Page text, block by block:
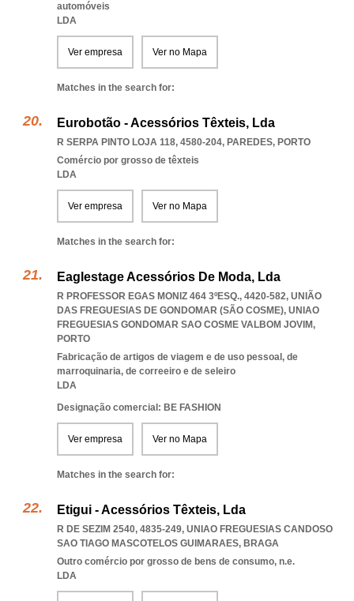
automóveis
LDA
Ver empresa Ver no Mapa
Matches in the search for:
Eurobotão - Acessórios Têxteis, Lda
R SERPA PINTO LOJA 118, 4580-204, PAREDES, PORTO
Comércio por grosso de têxteis
LDA
Ver empresa Ver no Mapa
Matches in the search for:
Eaglestage Acessórios De Moda, Lda
R PROFESSOR EGAS MONIZ 464 3ºESQ., 4420-582, UNIÃO
DAS FREGUESIAS DE GONDOMAR (SÃO COSME), UNIAO
FREGUESIAS GONDOMAR SAO COSME VALBOM JOVIM,
PORTO
Fabricação de artigos de viagem e de uso pessoal, de
marroquinaria, de correeiro e de seleiro
LDA
Designação comercial: BE FASHION
Ver empresa Ver no Mapa
Matches in the search for:
Etigui - Acessórios Têxteis, Lda
R DE SEZIM 2540, 4835-249, UNIAO FREGUESIAS CANDOSO
SAO TIAGO MASCOTELOS GUIMARAES, BRAGA
Outro comércio por grosso de bens de consumo, n.e.
LDA